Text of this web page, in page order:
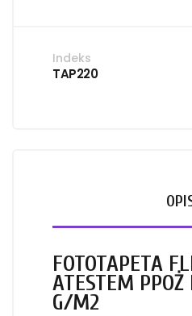
Indeks
TAP220
FOTOTAPETA
ATESTEM PPOŻ
G/M2